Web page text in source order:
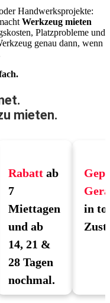
Handwerksprojekte:
Werkzeug mieten
Platzprobleme und
genau dann, wenn
mieten.
Rabatt ab
7
Miettagen
und ab
14, 21 &
28 Tagen
nochmal.
in